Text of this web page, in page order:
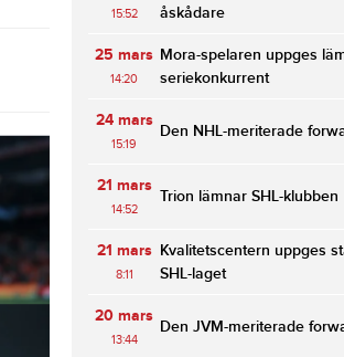
15:52
åskådare
25 mars
14:20
Mora-spelaren uppges
seriekonkurrent
24 mars
15:19
Den NHL-meriterade
21 mars
14:52
Trion lämnar SHL-klubben
21 mars
8:11
Kvalitetscentern uppges
SHL-laget
20 mars
13:44
Den JVM-meriterade